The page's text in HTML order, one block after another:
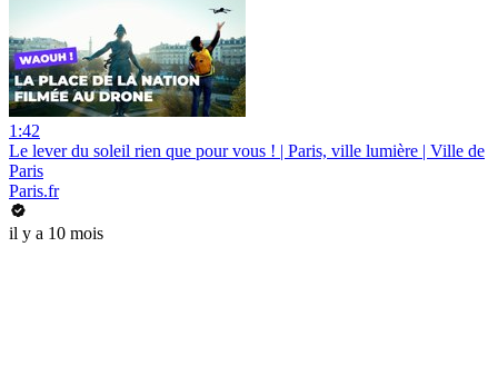
1:42
Le lever du soleil rien que pour vous ! | Paris, ville lumière | Ville de
Paris
Paris.fr
il y a 10 mois